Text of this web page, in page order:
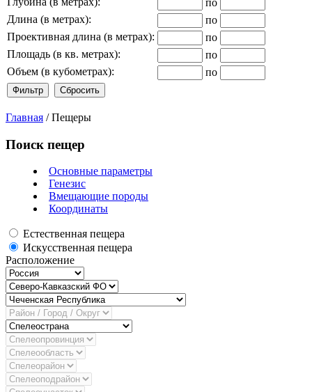
по
Длина (в метрах):
по
Проективная длина (в метрах):
по
Площадь (в кв. метрах):
по
Объем (в кубометрах):
по
Главная / Пещеры
Поиск пещер
Основные параметры
Генезис
Вмещающие породы
Координаты
Естественная пещера
Искусственная пещера
Расположение